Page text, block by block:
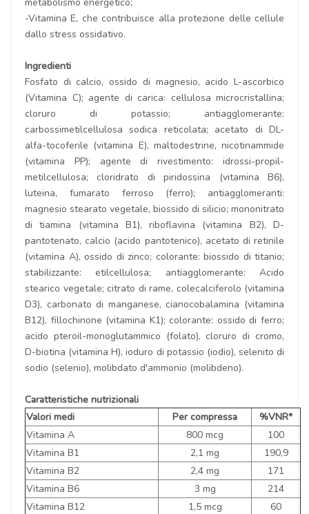
-Vitamina E, che contribuisce alla protezione delle cellule
dallo stress ossidativo.
Ingredienti
Fosfato di calcio, ossido di magnesio, acido L-ascorbico
(Vitamina C); agente di carica: cellulosa microcristallina;
cloruro di potassio; antiagglomerante:
carbossimetilcellulosa sodica reticolata; acetato di DL-
alfa-tocoferile (vitamina E), maltodestrine, nicotinammide
(vitamina PP); agente di rivestimento: idrossi-propil-
metilcellulosa; cloridrato di piridossina (vitamina B6),
luteina, fumarato ferroso (ferro); antiagglomeranti:
magnesio stearato vegetale, biossido di silicio; mononitrato
di tiamina (vitamina B1), riboflavina (vitamina B2), D-
pantotenato, calcio (acido pantotenico), acetato di retinile
(vitamina A), ossido di zinco; colorante: biossido di titanio;
stabilizzante: etilcellulosa; antiagglomerante: Acido
stearico vegetale; citrato di rame, colecalciferolo (vitamina
D3), carbonato di manganese, cianocobalamina (vitamina
B12), fillochinone (vitamina K1); colorante: ossido di ferro;
acido pteroil-monoglutammico (folato), cloruro di cromo,
D-biotina (vitamina H), ioduro di potassio (iodio), selenito di
sodio (selenio), molibdato d'ammonio (molibdeno).
Caratteristiche nutrizionali
Valori medi
Per compressa
%VNR*
Vitamina A
800 mcg
100
Vitamina B1
2,1 mg
190,9
Vitamina B2
2,4 mg
171
Vitamina B6
3 mg
214
Vitamina B12
1,5 mcg
60